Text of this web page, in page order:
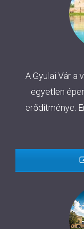
A Gyulai Vár a
egyetlen
erődítménye.